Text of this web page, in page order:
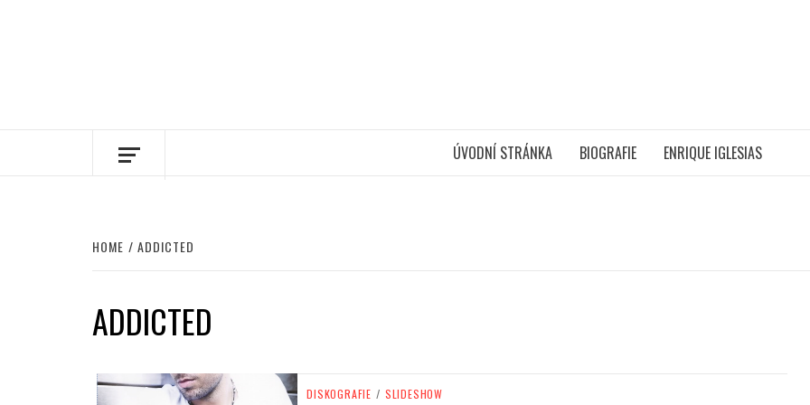
ÚVODNÍ STRÁNKA BIOGRAFIE ENRIQUE IGLESIAS
HOME ADDICTED
ADDICTED
DISKOGRAFIE / SLIDESHOW